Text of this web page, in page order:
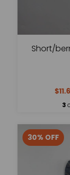
Short/
3
30% OFF